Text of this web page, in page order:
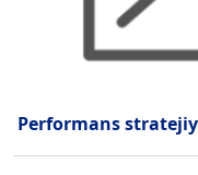
Performans